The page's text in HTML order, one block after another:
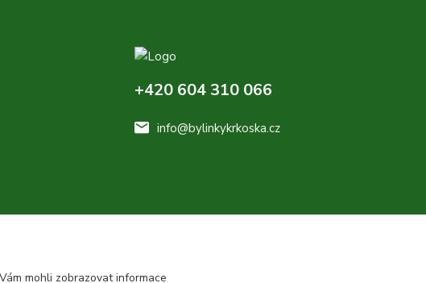
+420 604 310 066
info@bylinkykrkoska.cz
mohli zobrazovat informace